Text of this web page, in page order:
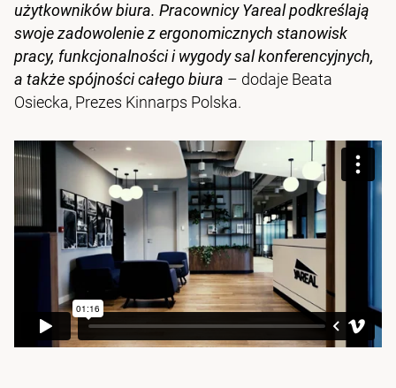
użytkowników biura. Pracownicy Yareal podkreślają
swoje zadowolenie z ergonomicznych stanowisk
pracy, funkcjonalności i wygody sal konferencyjnych,
a także spójności całego biura – dodaje Beata
Osiecka, Prezes Kinnarps Polska.